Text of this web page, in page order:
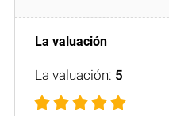
La valuación: 5